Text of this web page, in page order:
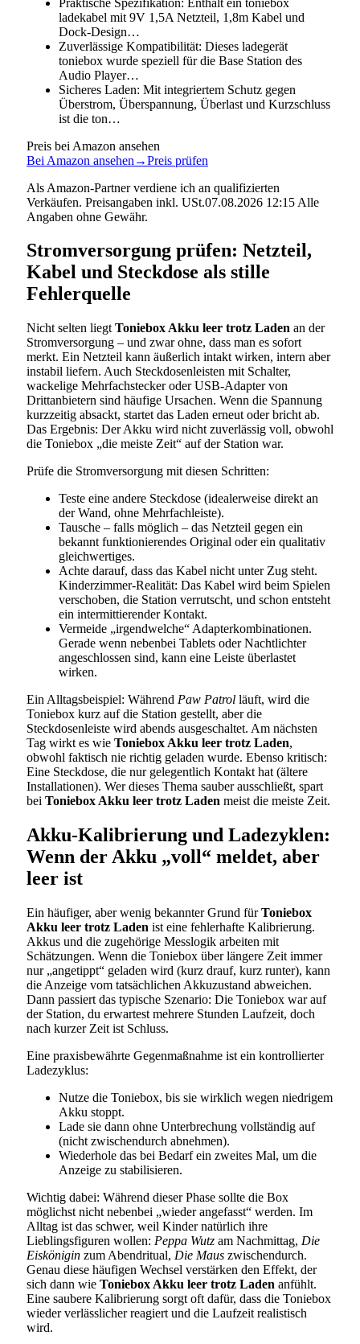
ladekabel mit 9V 1,5A Netzteil, 1,8m Kabel und
Dock-Design…
Zuverlässige Kompatibilität: Dieses ladegerät
toniebox wurde speziell für die Base Station des
Audio Player…
Sicheres Laden: Mit integriertem Schutz gegen
Überstrom, Überspannung, Überlast und Kurzschluss
ist die ton…
Preis bei Amazon ansehen
Bei Amazon ansehen →Preis prüfen
Als Amazon-Partner verdiene ich an qualifizierten
Verkäufen. Preisangaben inkl. USt.07.08.2026 12:15 Alle
Angaben ohne Gewähr.
Stromversorgung prüfen: Netzteil,
Kabel und Steckdose als stille
Fehlerquelle
Nicht selten liegt Toniebox Akku leer trotz Laden an der
Stromversorgung – und zwar ohne, dass man es sofort
merkt. Ein Netzteil kann äußerlich intakt wirken, intern aber
instabil liefern. Auch Steckdosenleisten mit Schalter,
wackelige Mehrfachstecker oder USB-Adapter von
Drittanbietern sind häufige Ursachen. Wenn die Spannung
kurzzeitig absackt, startet das Laden erneut oder bricht ab.
Das Ergebnis: Der Akku wird nicht zuverlässig voll, obwohl
die Toniebox „die meiste Zeit“ auf der Station war.
Prüfe die Stromversorgung mit diesen Schritten:
Teste eine andere Steckdose (idealerweise direkt an
der Wand, ohne Mehrfachleiste).
Tausche – falls möglich – das Netzteil gegen ein
bekannt funktionierendes Original oder ein qualitativ
gleichwertiges.
Achte darauf, dass das Kabel nicht unter Zug steht.
Kinderzimmer-Realität: Das Kabel wird beim Spielen
verschoben, die Station verrutscht, und schon entsteht
ein intermittierender Kontakt.
Vermeide „irgendwelche“ Adapterkombinationen.
Gerade wenn nebenbei Tablets oder Nachtlichter
angeschlossen sind, kann eine Leiste überlastet
wirken.
Ein Alltagsbeispiel: Während Paw Patrol läuft, wird die
Toniebox kurz auf die Station gestellt, aber die
Steckdosenleiste wird abends ausgeschaltet. Am nächsten
Tag wirkt es wie Toniebox Akku leer trotz Laden,
obwohl faktisch nie richtig geladen wurde. Ebenso kritisch:
Eine Steckdose, die nur gelegentlich Kontakt hat (ältere
Installationen). Wer dieses Thema sauber ausschließt, spart
bei Toniebox Akku leer trotz Laden meist die meiste Zeit.
Akku-Kalibrierung und Ladezyklen:
Wenn der Akku „voll“ meldet, aber
leer ist
Ein häufiger, aber wenig bekannter Grund fürToniebox
Akku leer trotz Laden ist eine fehlerhafte Kalibrierung.
Akkus und die zugehörige Messlogik arbeiten mit
Schätzungen. Wenn die Toniebox über längere Zeit immer
nur „angetippt“ geladen wird (kurz drauf, kurz runter), kann
die Anzeige vom tatsächlichen Akkuzustand abweichen.
Dann passiert das typische Szenario: Die Toniebox war auf
der Station, du erwartest mehrere Stunden Laufzeit, doch
nach kurzer Zeit ist Schluss.
Eine praxisbewährte Gegenmaßnahme ist ein kontrollierter
Ladezyklus:
Nutze die Toniebox, bis sie wirklich wegen niedrigem
Akku stoppt.
Lade sie dann ohne Unterbrechung vollständig auf
(nicht zwischendurch abnehmen).
Wiederhole das bei Bedarf ein zweites Mal, um die
Anzeige zu stabilisieren.
Wichtig dabei: Während dieser Phase sollte die Box
möglichst nicht nebenbei „wieder angefasst“ werden. Im
Alltag ist das schwer, weil Kinder natürlich ihre
Lieblingsfiguren wollen: Peppa Wutz am Nachmittag, Die
Eiskönigin zum Abendritual, Die Maus zwischendurch.
Genau diese häufigen Wechsel verstärken den Effekt, der
sich dann wie Toniebox Akku leer trotz Laden anfühlt.
Eine saubere Kalibrierung sorgt oft dafür, dass die Toniebox
wieder verlässlicher reagiert und die Laufzeit realistisch
wird.